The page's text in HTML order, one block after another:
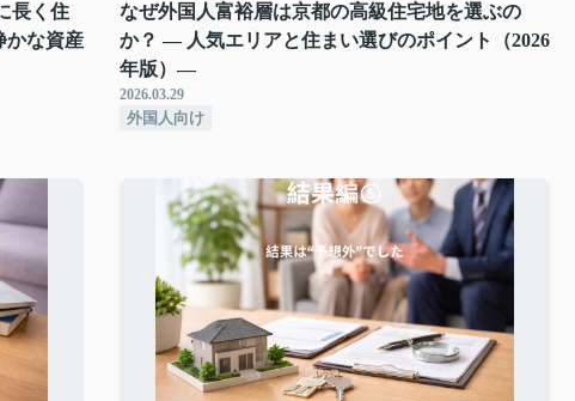
長く住
かな資産
なぜ外国人富裕層は京都の高級住宅地を選ぶの
か？ ― 人気エリアと住まい選びのポイント（2026
年版）―
2026.03.29
外国人向け